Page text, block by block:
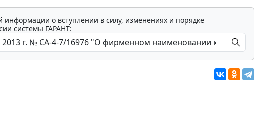
информации о вступлении в силу, изменениях и порядке
системы ГАРАНТ: